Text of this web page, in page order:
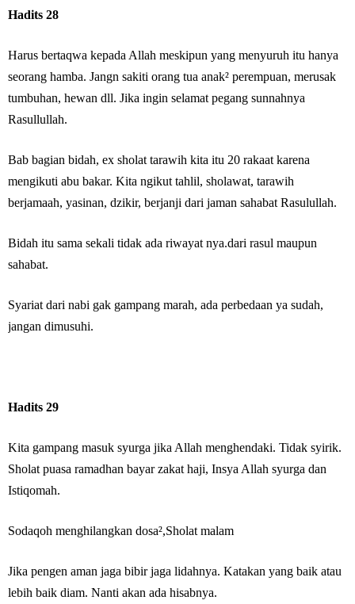
Hadits 28
Harus bertaqwa kepada Allah meskipun yang menyuruh itu hanya
seorang hamba. Jangn sakiti orang tua anak² perempuan, merusak
tumbuhan, hewan dll. Jika ingin selamat pegang sunnahnya
Rasullullah.
Bab bagian bidah, ex sholat tarawih kita itu 20 rakaat karena
mengikuti abu bakar. Kita ngikut tahlil, sholawat, tarawih
berjamaah, yasinan, dzikir, berjanji dari jaman sahabat Rasulullah.
Bidah itu sama sekali tidak ada riwayat nya.dari rasul maupun
sahabat.
Syariat dari nabi gak gampang marah, ada perbedaan ya sudah,
jangan dimusuhi.
Hadits 29
Kita gampang masuk syurga jika Allah menghendaki. Tidak syirik.
Sholat puasa ramadhan bayar zakat haji, Insya Allah syurga dan
Istiqomah.
Sodaqoh menghilangkan dosa²,Sholat malam
Jika pengen aman jaga bibir jaga lidahnya. Katakan yang baik atau
lebih baik diam. Nanti akan ada hisabnya.